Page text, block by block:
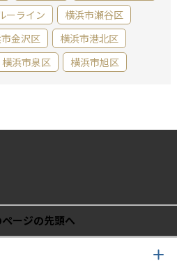
ーライン
横浜市瀬谷区
金沢区
横浜市港北区
横浜市泉区 横浜市旭区
ページの先頭へ